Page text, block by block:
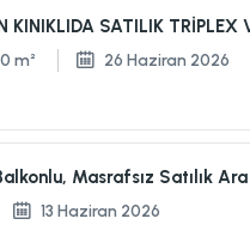
KINIKLIDA SATILIK TRİPLEX
m² 26 Haziran 2026
Masrafsız Satılık
13 Haziran 2026